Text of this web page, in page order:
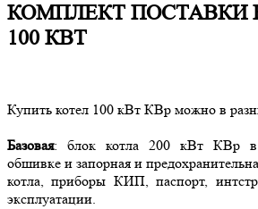
КОМПЛЕКТ ПОСТАВКИ
100 КВТ
Купить котел 100 кВт КВр можно в
Базовая: блок котла 200 кВт КВр в
обшивке и запорная и
котла, приборы КИП, паспорт,
эксплуатации.